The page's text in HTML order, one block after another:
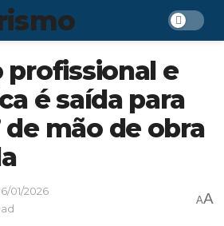
profissional e
é saída para
de mão de obra
01/2026
AA